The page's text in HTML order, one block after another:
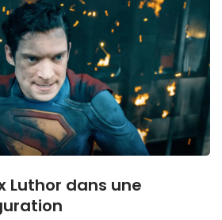
Luthor dans une